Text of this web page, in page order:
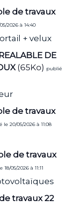
de travaux
2026 à 14:40
+ velux
DE
(65Ko) publié
de travaux
le 20/05/2026 à 11:08
de travaux
05/2026 à 11:11
travaux 22